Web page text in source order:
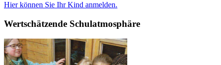
Hier können Sie Ihr Kind anmelden.
Wertschätzende Schulatmosphäre